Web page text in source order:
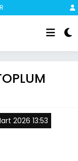
2026 13:53